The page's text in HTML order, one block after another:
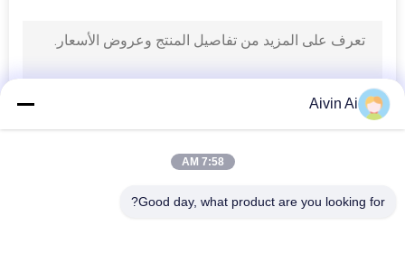
آلة غربلة مسحوق
7
Aivin Ai
7:58 AM
Good day, what product are you looking for?